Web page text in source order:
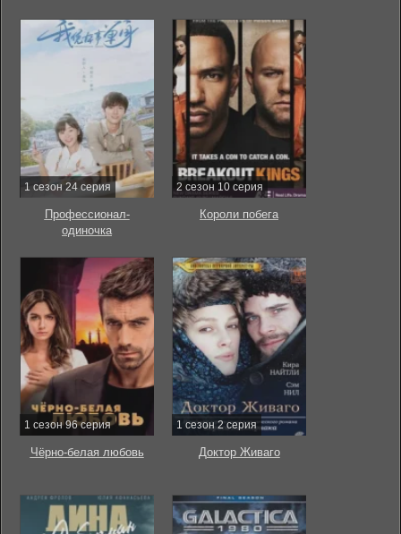
1 сезон 24 серия
Профессионал-
одиночка
2 сезон 10 серия
Короли побега
1 сезон 96 серия
Чёрно-белая любовь
1 сезон 2 серия
Доктор Живаго